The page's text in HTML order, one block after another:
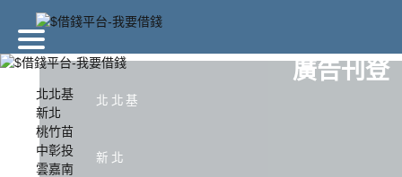
廣告刊登
北北基
新北
北北基
新北
桃竹苗
中彰投
雲嘉南